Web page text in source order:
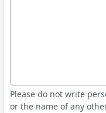
Please do not write
or the name of any